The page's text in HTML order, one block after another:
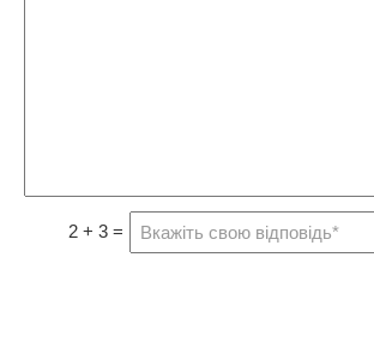
2 + 3 =